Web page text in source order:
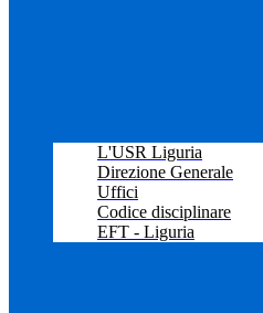
L'USR Liguria
Direzione Generale
Uffici
Codice disciplinare
EFT - Liguria